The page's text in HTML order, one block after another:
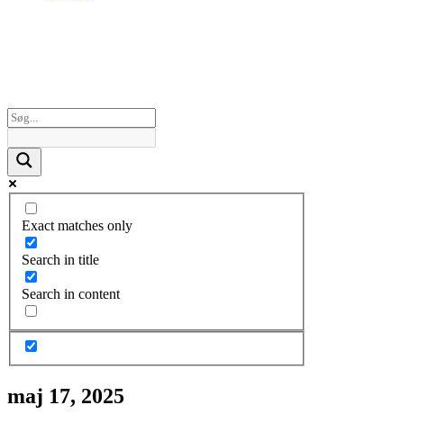
Exact matches only
Search in title
Search in content
maj 17, 2025